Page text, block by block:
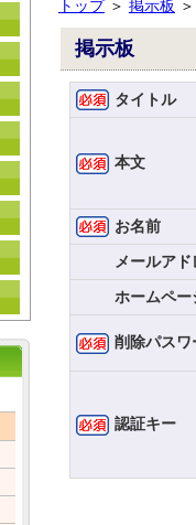
トップ＞ 掲示板
掲示板
タイトル
本文
お名前
メールアド
ホームペー
削除パスワ
認証キー